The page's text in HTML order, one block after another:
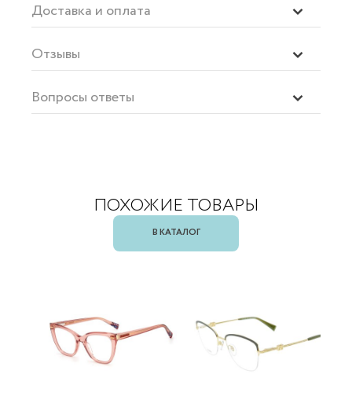
Доставка и оплата
Отзывы
Вопросы ответы
ПОХОЖИЕ ТОВАРЫ
В КАТАЛОГ